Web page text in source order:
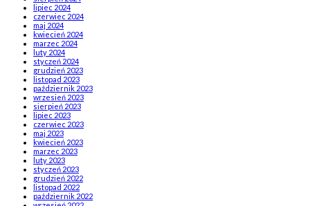
lipiec 2024
czerwiec 2024
maj 2024
kwiecień 2024
marzec 2024
luty 2024
styczeń 2024
grudzień 2023
listopad 2023
październik 2023
wrzesień 2023
sierpień 2023
lipiec 2023
czerwiec 2023
maj 2023
kwiecień 2023
marzec 2023
luty 2023
styczeń 2023
grudzień 2022
listopad 2022
październik 2022